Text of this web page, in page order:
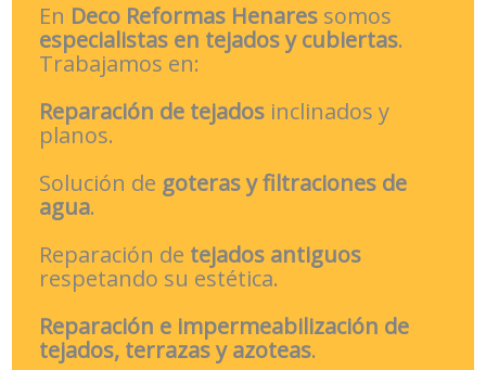
En Deco Reformas Henares somos
especialistas en tejados y cubiertas.
Trabajamos en:
Reparación de tejados inclinados y
planos.
Solución de goteras y filtraciones de
agua.
Reparación de tejados antiguos
respetando su estética.
Reparación e impermeabilización de
tejados, terrazas y azoteas.